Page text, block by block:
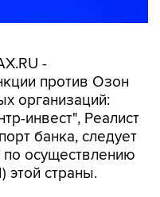
-
против Озон
организаций:
инвест", Реалист
банка, следует
осуществлению
этой страны.